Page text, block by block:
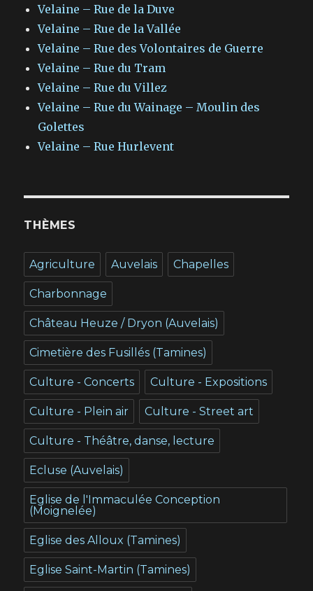
Velaine – Rue de la Duve
Velaine – Rue de la Vallée
Velaine – Rue des Volontaires de Guerre
Velaine – Rue du Tram
Velaine – Rue du Villez
Velaine – Rue du Wainage – Moulin des
Golettes
Velaine – Rue Hurlevent
THÈMES
Agriculture Auvelais Chapelles
Charbonnage
Château Heuze / Dryon (Auvelais)
Cimetière des Fusillés (Tamines)
Culture - Concerts Culture - Expositions
Culture - Plein air Culture - Street art
Culture - Théâtre, danse, lecture
Ecluse (Auvelais)
Eglise de l'Immaculée Conception
(Moignelée)
Eglise des Alloux (Tamines)
Eglise Saint-Martin (Tamines)